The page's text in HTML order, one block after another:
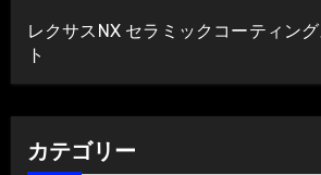
レクサスNX セラミックコーティン
ト
カテゴリー